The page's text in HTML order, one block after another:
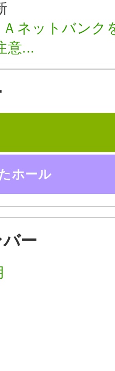
Ａネットバンク
意...
ホール
ー